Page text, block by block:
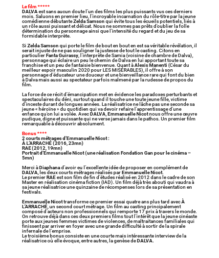
Le film *****
DALVAest sans aucun doute l’un des films les plus puissants vus ces derniers
mois. Saluons en premier lieu, l’incroyable incarnation du rôle-titre par la jeune
comédienne débutanteZelda Samson qui évite tous les écueils potentiels, liés à
un rôle aussi puissant et délicat. Nous ne sommes pas prêts d’oublier la folle
détermination du personnage ainsi que l’intensité du regard et du jeu de sa
formidable interprète.
Si Zelda Samson qui porte le film de bout en bout en est sa véritable révélation, il
serait injuste de ne pas souligner la justesse de tout le casting. Citons en
particulierFanta Guirassy, l’interprète de Samia (voisine de chambre de Dalva),
personnage qui éclaire un peu le chemin de Dalva en lui apportant toute sa
franchise et un peu de fantaisie bienvenue. Quant àAlexis Manenti (César du
meilleur espoir masculin 2020 pour LES MISÉRABLES), il offre à son
personnage d’éducateur une douceur et une bienveillance rare qui font du bien
à Dalva mais aussi au spectateur parfois malmené par la rudesse de propos du
film.
La force de ce récit d’émancipation met en évidence les paradoxes perturbants et
spectaculaires du déni, surtout quand il touche une toute jeune fille, victime
d’inceste durant de longues années. La réalisatrice ne lâche pas une seconde sa
jeune « héroïne » du quotidien qui va devoir refaire l’apprentissage d’une
enfance qu’on lui a volée. AvecDALVA, Emmanuelle Nicotnous offre une œuvre
pudique, digne et puissante qui ne verse jamais dans le pathos. Un premier film
remarquable à découvrir absolument.
Bonus****
2 courts métrages d’Emmanuelle Nicot :
À L’ARRACHÉ (2016, 23mn)
RAE (2012, 19mn)
Portrait d’Emmanuelle Nicot (une réalisation Fondation Gan pour le cinéma –
5mn)
Merci àDiaphanad’avoir eu l’excellente idée de proposer en complément de
DALVA, les deux courts métrages réalisés parEmmanuelle Nicot.
Le premierRAEest son film de fin d’études réalisé en 2012 dans le cadre de son
Master en réalisation cinéma fiction (IAD). Un film déjà très abouti qui vaudra à
sa jeune réalisatrice une quinzaine de récompenses lors de sa présentation en
festivals.
Emmanuelle Nicottransforme ce premier essai quatre ans plus tard avecÀ
L’ARRACHÉ, un second court métrage. Un film au casting principalement
composé d’acteurs non professionnels qui remporte 17 prix à travers le monde.
On retrouve déjà dans ces deux premiers films tout l’intérêt que la jeune cinéaste
porte aux jeunes femmes victimes de violences, de maltraitances familiales qui
finissent par arriver en foyer avec une grande difficulté à sortir de la spirale
infernale de l’emprise.
Le troisième bonus consiste en une courte mais intéressante interview de la
réalisatrice où elle évoque, entre autres, la genèse deDALVA.